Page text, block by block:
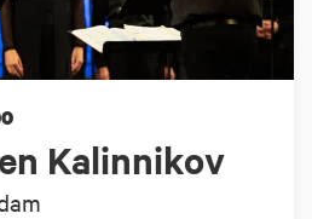
Kalinnikov